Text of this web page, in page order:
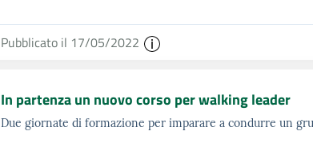
Pubblicato il 17/05/2022
In partenza un nuovo corso per walking leader
Due giornate di formazione per imparare a condurre un